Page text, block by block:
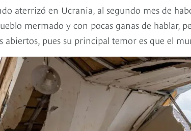
aterrizó en Ucrania, al segundo mes de
mermado y con pocas ganas de hablar,
abiertos, pues su principal temor es que el